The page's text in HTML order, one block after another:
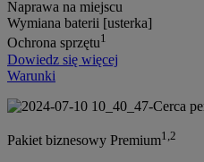
Naprawa na miejscu
Wymiana baterii [usterka]
Ochrona sprzętu1
Dowiedz się więcej
Warunki
Pakiet biznesowy Premium1,2